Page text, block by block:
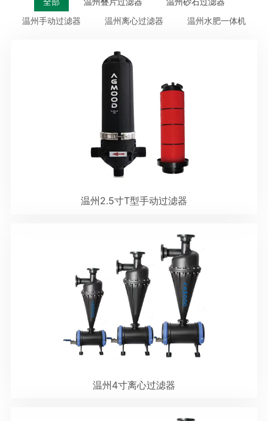
温州手动过滤器
温州离心过滤器 温州水肥一体机
温州2.5寸T型手动过滤器
温州4寸离心过滤器